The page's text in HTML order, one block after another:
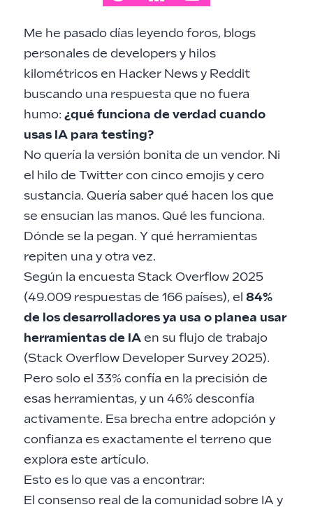
Me he pasado días leyendo foros, blogs
personales de developers y hilos
kilométricos en Hacker News y Reddit
buscando una respuesta que no fuera
humo: ¿qué funciona de verdad cuando
usas IA para testing?
No quería la versión bonita de un vendor. Ni
el hilo de Twitter con cinco emojis y cero
sustancia. Quería saber qué hacen los que
se ensucian las manos. Qué les funciona.
Dónde se la pegan. Y qué herramientas
repiten una y otra vez.
Según la encuesta Stack Overflow 2025
(49.009 respuestas de 166 países), el 84%
de los desarrolladores ya usa o planea usar
herramientas de IAen su flujo de trabajo
(Stack Overflow Developer Survey 2025).
Pero solo el 33% confía en la precisión de
esas herramientas, y un 46% desconfía
activamente. Esa brecha entre adopción y
confianza es exactamente el terreno que
explora este artículo.
Esto es lo que vas a encontrar:
El consenso real de la comunidad sobre IA y